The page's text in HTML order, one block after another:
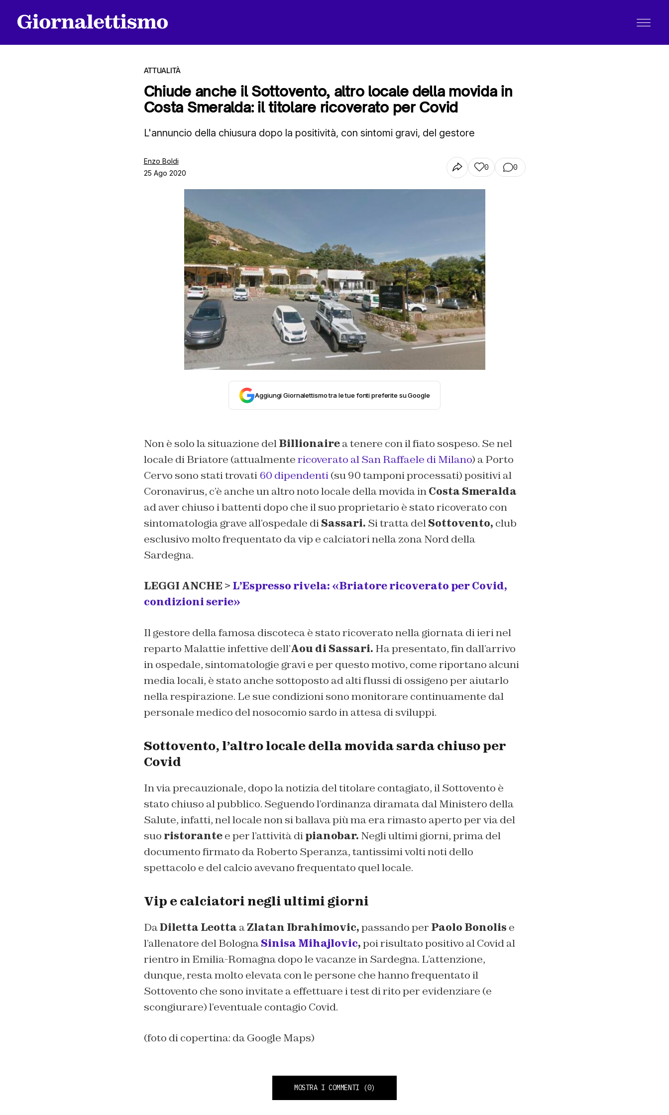
ATTUALITÀ
Chiude anche il Sottovento, altro locale della movida in
Costa Smeralda: il titolare ricoverato per Covid
L'annuncio della chiusura dopo la positività, con sintomi gravi, del gestore
Enzo Boldi
25 Ago 2020
0 0
Aggiungi Giornalettismo tra le tue fonti preferite su Google
Non è solo la situazione delBillionairea tenere con il fiato sospeso. Se nel
locale di Briatore (attualmentericoverato al San Raffaele di Milano) a Porto
Cervo sono stati trovati 60 dipendenti(su 90 tamponi processati) positivi al
Coronavirus, c’è anche un altro noto locale della movida inCosta Smeralda
ad aver chiuso i battenti dopo che il suo proprietario è stato ricoverato con
sintomatologia grave all’ospedale diSassari. Si tratta delSottovento, club
esclusivo molto frequentato da vip e calciatori nella zona Nord della
Sardegna.
LEGGI ANCHE > L’Espresso rivela: «Briatore ricoverato per Covid,
condizioni serie»
Il gestore della famosa discoteca è stato ricoverato nella giornata di ieri nel
reparto Malattie infettive dell’Aou di Sassari. Ha presentato, fin dall’arrivo
in ospedale, sintomatologie gravi e per questo motivo, come riportano alcuni
media locali, è stato anche sottoposto ad alti flussi di ossigeno per aiutarlo
nella respirazione. Le sue condizioni sono monitorare continuamente dal
personale medico del nosocomio sardo in attesa di sviluppi.
Sottovento, l’altro locale della movida sarda chiuso per
Covid
In via precauzionale, dopo la notizia del titolare contagiato, il Sottovento è
stato chiuso al pubblico. Seguendo l’ordinanza diramata dal Ministero della
Salute, infatti, nel locale non si ballava più ma era rimasto aperto per via del
suo ristorantee per l’attività dipianobar. Negli ultimi giorni, prima del
documento firmato da Roberto Speranza, tantissimi volti noti dello
spettacolo e del calcio avevano frequentato quel locale.
Vip e calciatori negli ultimi giorni
DaDiletta Leotta aZlatan Ibrahimovic,passando per Paolo Bonolis e
l’allenatore del BolognaSinisa Mihajlovic,poi risultato positivo al Covid al
rientro in Emilia-Romagna dopo le vacanze in Sardegna. L’attenzione,
dunque, resta molto elevata con le persone che hanno frequentato il
Sottovento che sono invitate a effettuare i test di rito per evidenziare (e
scongiurare) l’eventuale contagio Covid.
(foto di copertina: da Google Maps)
MOSTRA I COMMENTI (0)